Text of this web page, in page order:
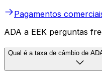
Pagamentos
ADA a EEK perguntas
Qual é a taxa de câmbio de